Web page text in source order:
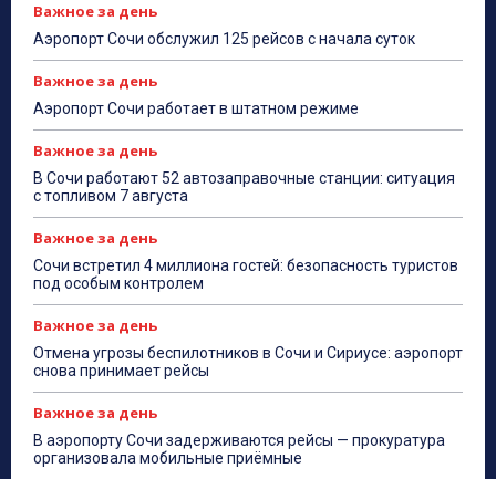
Важное за день
Аэропорт Сочи обслужил 125 рейсов с начала суток
Важное за день
Аэропорт Сочи работает в штатном режиме
Важное за день
В Сочи работают 52 автозаправочные станции: ситуация
с топливом 7 августа
Важное за день
Сочи встретил 4 миллиона гостей: безопасность туристов
под особым контролем
Важное за день
Отмена угрозы беспилотников в Сочи и Сириусе: аэропорт
снова принимает рейсы
Важное за день
В аэропорту Сочи задерживаются рейсы — прокуратура
организовала мобильные приёмные